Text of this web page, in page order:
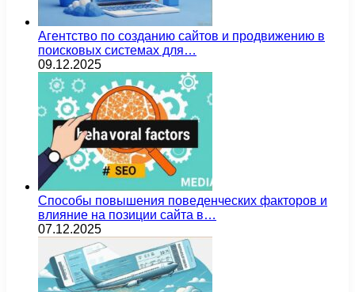
Агентство по созданию сайтов и продвижению в
поисковых системах для…
09.12.2025
Способы повышения поведенческих факторов и
влияние на позиции сайта в…
07.12.2025